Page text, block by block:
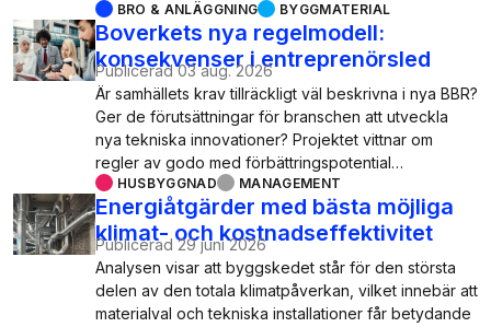
BRO & ANLÄGGNING
BYGGMATERIAL
Boverkets nya regelmodell:
konsekvenser i entreprenörsled
Publicerad 03 aug. 2026
Är samhällets krav tillräckligt väl beskrivna i nya BBR?
Ger de förutsättningar för branschen att utveckla
nya tekniska innovationer? Projektet vittnar om
regler av godo med förbättringspotential…
HUSBYGGNAD MANAGEMENT
Energiåtgärder med bästa möjliga
klimat- och kostnadseffektivitet
Publicerad 29 juni 2026
Analysen visar att byggskedet står för den största
delen av den totala klimatpåverkan, vilket innebär att
materialval och tekniska installationer får betydande